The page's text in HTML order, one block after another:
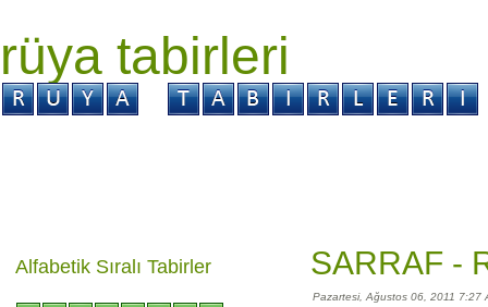
rüya tabirleri
SARRAF -
Pazartesi, Ağustos 06, 2011 7:27
Alfabetik Sıralı Tabirler